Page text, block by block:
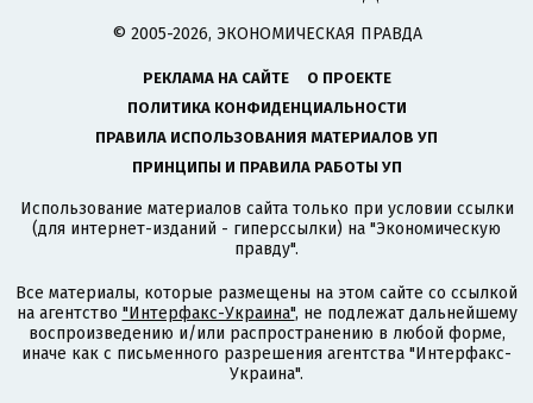
© 2005-2026, ЭКОНОМИЧЕСКАЯ ПРАВДА
РЕКЛАМА НА САЙТЕ
О ПРОЕКТЕ
ПОЛИТИКА КОНФИДЕНЦИАЛЬНОСТИ
ПРАВИЛА ИСПОЛЬЗОВАНИЯ МАТЕРИАЛОВ УП
ПРИНЦИПЫ И ПРАВИЛА РАБОТЫ УП
Использование материалов сайта только при условии ссылки
(для интернет-изданий - гиперссылки) на "Экономическую
правду".
Все материалы, которые размещены на этом сайте со ссылкой
на агентство "Интерфакс-Украина", не подлежат дальнейшему
воспроизведению и/или распространению в любой форме,
иначе как с письменного разрешения агентства "Интерфакс-
Украина".